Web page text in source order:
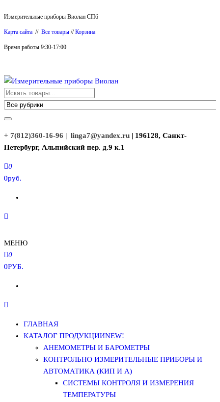
к
содержимому
Измерительные приборы Виолан СПб
Карта сайта // Все товары //Корзина
Время работы 9:30-17:00
Измерительные приборы Виолан
+ 7(812)360-16-96 | linga7@yandex.ru | 196128, Санкт-
Петербург, Альпийский пер. д.9 к.1
0
0руб.
МЕНЮ
0
0РУБ.
ГЛАВНАЯ
КАТАЛОГ ПРОДУКЦИИNEW!
АНЕМОМЕТРЫ И БАРОМЕТРЫ
КОНТРОЛЬНО ИЗМЕРИТЕЛЬНЫЕ ПРИБОРЫ И
АВТОМАТИКА (КИП И А)
СИСТЕМЫ КОНТРОЛЯ И ИЗМЕРЕНИЯ
ТЕМПЕРАТУРЫ